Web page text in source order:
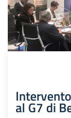
al G7 di